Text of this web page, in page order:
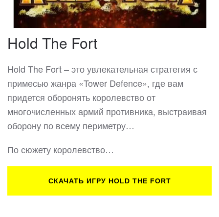
Hold The Fort
Hold The Fort – это увлекательная стратегия с
примесью жанра «Tower Defence», где вам
придется оборонять королевство от
многочисленных армий противника, выстраивая
оборону по всему периметру…
По сюжету королевство…
СКАЧАТЬ ИГРУ HOLD THE FORT